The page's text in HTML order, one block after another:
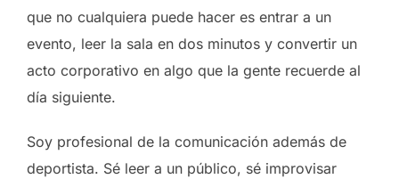
que no cualquiera puede hacer es entrar a un
evento, leer la sala en dos minutos y convertir un
acto corporativo en algo que la gente recuerde al
día siguiente.
Soy profesional de la comunicación además de
deportista. Sé leer a un público, sé improvisar